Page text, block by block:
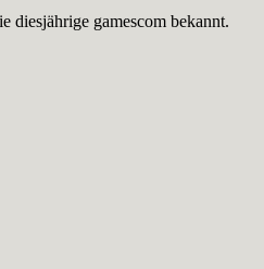
gamescom bekannt.